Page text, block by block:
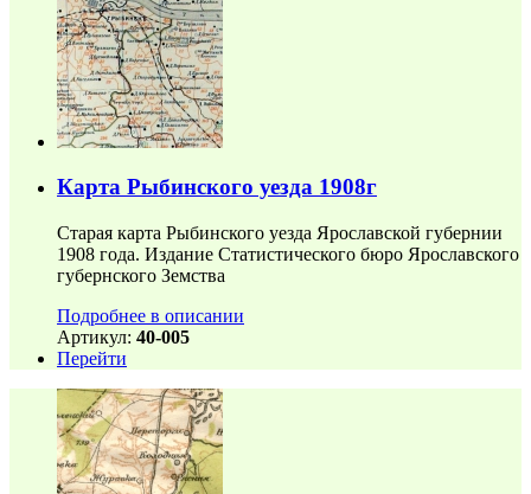
Карта Рыбинского уезда 1908г
Старая карта Рыбинского уезда Ярославской губернии
1908 года. Издание Статистического бюро Ярославского
губернского Земства
Подробнее в описании
Артикул: 40-005
Перейти